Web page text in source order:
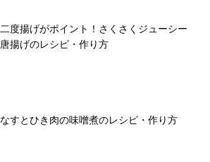
二度揚げがポイント！さくさくジューシー
唐揚げのレシピ・作り方
なすとひき肉の味噌煮のレシピ・作り方